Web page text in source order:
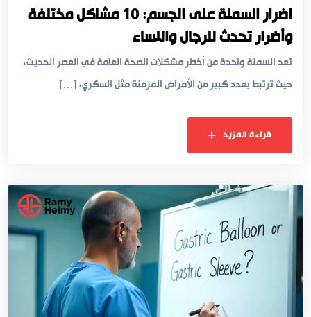
اضرار السمنة على الجسم: 10 مشاكل مختلفة
وأضرار تحدث للرجال والنساء
تُعد السمنة واحدة من أخطر مشكلات الصحة العامة في العصر الحديث،
حيث ترتبط بعدد كبير من الأمراض المزمنة مثل السكري، […]
قراءة المزيد